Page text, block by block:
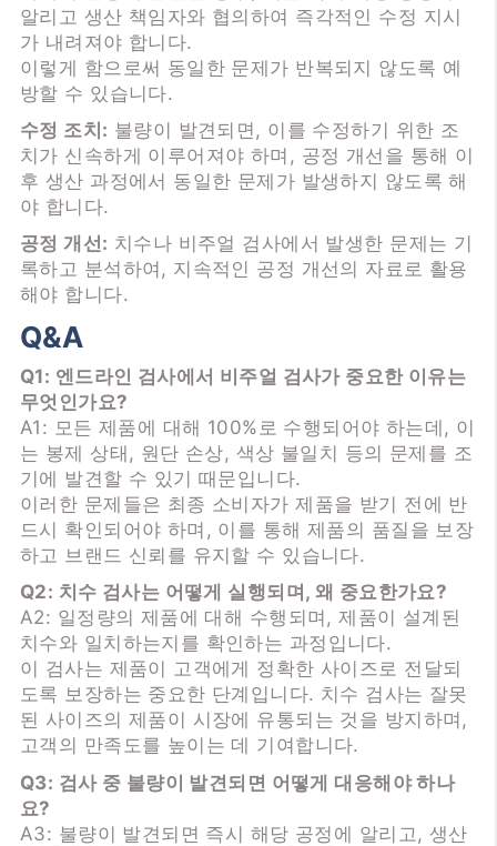
알리고 생산 책임자와 협의하여 즉각적인 수정 지시
가 내려져야 합니다.
이렇게 함으로써 동일한 문제가 반복되지 않도록 예
방할 수 있습니다.
수정 조치: 불량이 발견되면, 이를 수정하기 위한 조
치가 신속하게 이루어져야 하며, 공정 개선을 통해 이
후 생산 과정에서 동일한 문제가 발생하지 않도록 해
야 합니다.
공정 개선: 치수나 비주얼 검사에서 발생한 문제는 기
록하고 분석하여, 지속적인 공정 개선의 자료로 활용
해야 합니다.
Q&A
Q1: 엔드라인 검사에서 비주얼 검사가 중요한 이유는
무엇인가요?
A1: 모든 제품에 대해 100%로 수행되어야 하는데, 이
는 봉제 상태, 원단 손상, 색상 불일치 등의 문제를 조
기에 발견할 수 있기 때문입니다.
이러한 문제들은 최종 소비자가 제품을 받기 전에 반
드시 확인되어야 하며, 이를 통해 제품의 품질을 보장
하고 브랜드 신뢰를 유지할 수 있습니다.
Q2: 치수 검사는 어떻게 실행되며, 왜 중요한가요?
A2: 일정량의 제품에 대해 수행되며, 제품이 설계된
치수와 일치하는지를 확인하는 과정입니다.
이 검사는 제품이 고객에게 정확한 사이즈로 전달되
도록 보장하는 중요한 단계입니다. 치수 검사는 잘못
된 사이즈의 제품이 시장에 유통되는 것을 방지하며,
고객의 만족도를 높이는 데 기여합니다.
Q3: 검사 중 불량이 발견되면 어떻게 대응해야 하나
요?
A3: 불량이 발견되면 즉시 해당 공정에 알리고, 생산